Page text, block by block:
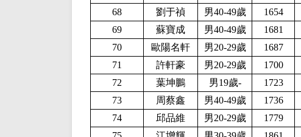
68
劉于禎 男40-49歲 1654
69
蘇寶成 男40-49歲 1681
70
歐陽名軒 男20-29歲 1687
71
許軒豪 男20-29歲 1700
72
葉坤鵬 男19歲- 1723
73
周蔡鑫 男40-49歲 1736
74
邱品維 男20-29歲 1779